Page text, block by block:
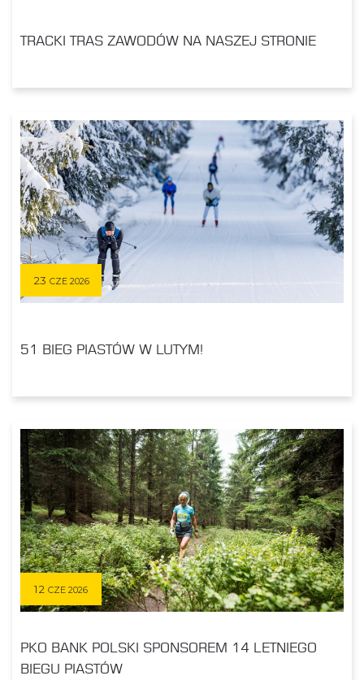
TRACKI TRAS ZAWODÓW NA NASZEJ STRONIE
23 CZE 2026
51 BIEG PIASTÓW W LUTYM!
12 CZE 2026
PKO BANK POLSKI SPONSOREM 14 LETNIEGO
BIEGU PIASTÓW